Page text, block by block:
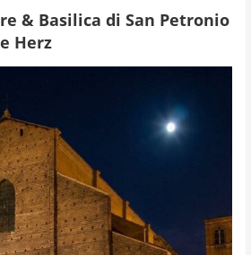
& Basilica di San Petronio
Herz